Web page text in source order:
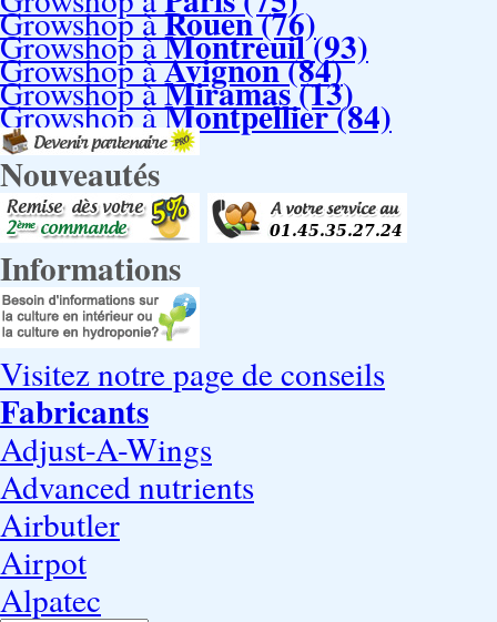
Growshop àRouen (76)
Growshop àMontreuil (93)
Growshop àAvignon (84)
Growshop àMiramas (13)
Growshop àMontpellier (84)
Nouveautés
Informations
Visitez notre page de conseils
Fabricants
Adjust-A-Wings
Advanced nutrients
Airbutler
Airpot
Alpatec